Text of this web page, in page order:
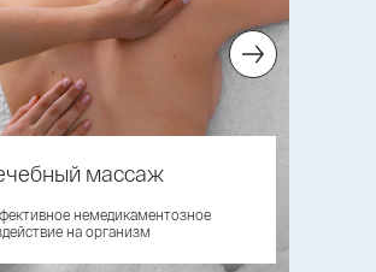
массаж
немедикаментозное
на организм